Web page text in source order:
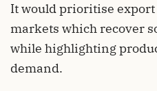
It would prioritise
markets which recover
while highlighting
demand.